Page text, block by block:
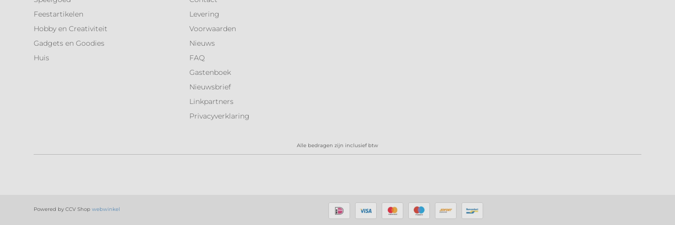
Feestartikelen
Hobby en Creativiteit
Gadgets en Goodies
Huis
Levering
Voorwaarden
Nieuws
FAQ
Gastenboek
Nieuwsbrief
Linkpartners
Privacyverklaring
Alle bedragen zijn inclusief btw
Powered by CCV Shop webwinkel